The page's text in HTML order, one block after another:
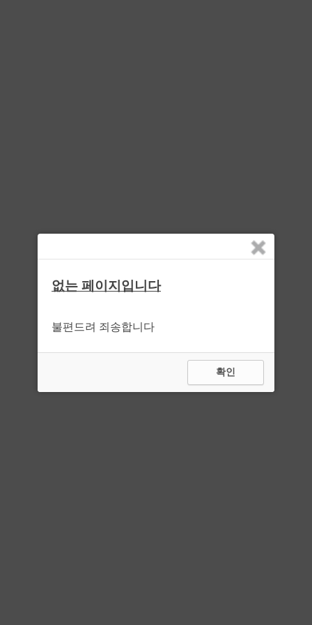
없는 페이지입니다
불편드려 죄송합니다
확인